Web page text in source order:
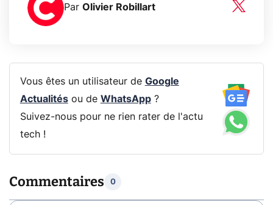
Par Olivier Robillart
Vous êtes un utilisateur de Google
Actualitésou de WhatsApp?
Suivez-nous pour ne rien rater de l'actu
tech !
Commentaires 0